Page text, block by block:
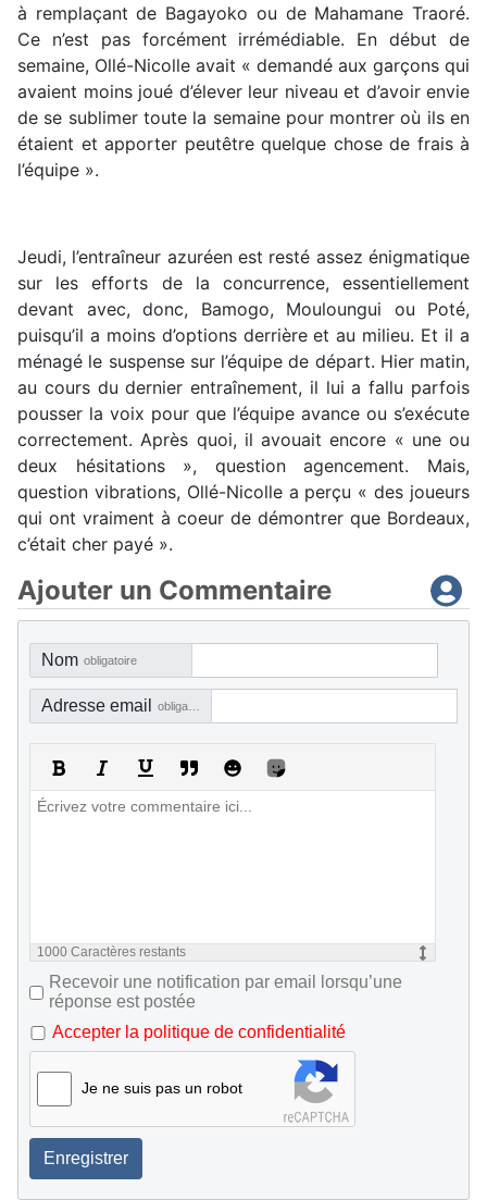
à remplaçant de Bagayoko ou de Mahamane Traoré.
Ce n’est pas forcément irrémédiable. En début de
semaine, Ollé-Nicolle avait « demandé aux garçons qui
avaient moins joué d’élever leur niveau et d’avoir envie
de se sublimer toute la semaine pour montrer où ils en
étaient et apporter peutêtre quelque chose de frais à
l’équipe ».
Jeudi, l’entraîneur azuréen est resté assez énigmatique
sur les efforts de la concurrence, essentiellement
devant avec, donc, Bamogo, Mouloungui ou Poté,
puisqu’il a moins d’options derrière et au milieu. Et il a
ménagé le suspense sur l’équipe de départ. Hier matin,
au cours du dernier entraînement, il lui a fallu parfois
pousser la voix pour que l’équipe avance ou s’exécute
correctement. Après quoi, il avouait encore « une ou
deux hésitations », question agencement. Mais,
question vibrations, Ollé-Nicolle a perçu « des joueurs
qui ont vraiment à coeur de démontrer que Bordeaux,
c’était cher payé ».
Ajouter un Commentaire
Nom obligatoire
Adresse email
1000 Caractères restants
Recevoir une notification par email lorsqu’une
réponse est postée
Accepter la politique de confidentialité
Je ne suis pas un robot
Enregistrer